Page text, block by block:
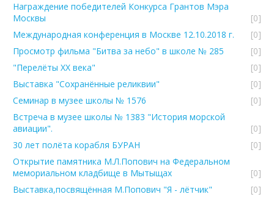
Награждение победителей Конкурса Грантов Мэра
Москвы
[0]
Международная конференция в Москве 12.10.2018 г.
[0]
Просмотр фильма "Битва за небо" в школе № 285
[0]
"Перелёты ХХ века"
[0]
Выставка "Сохранённые реликвии"
[0]
Семинар в музее школы № 1576
[0]
Встреча в музее школы № 1383 "История морской
авиации".
[0]
30 лет полёта корабля БУРАН
[0]
Открытие памятника М.Л.Попович на Федеральном
мемориальном кладбище в Мытыщах
[0]
Выставка,посвящённая М.Попович "Я - лётчик"
[0]